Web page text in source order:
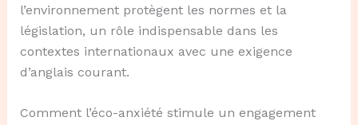
l’environnement protègent les normes et la
législation, un rôle indispensable dans les
contextes internationaux avec une exigence
d’anglais courant.
Comment l’éco-anxiété stimule un engagement